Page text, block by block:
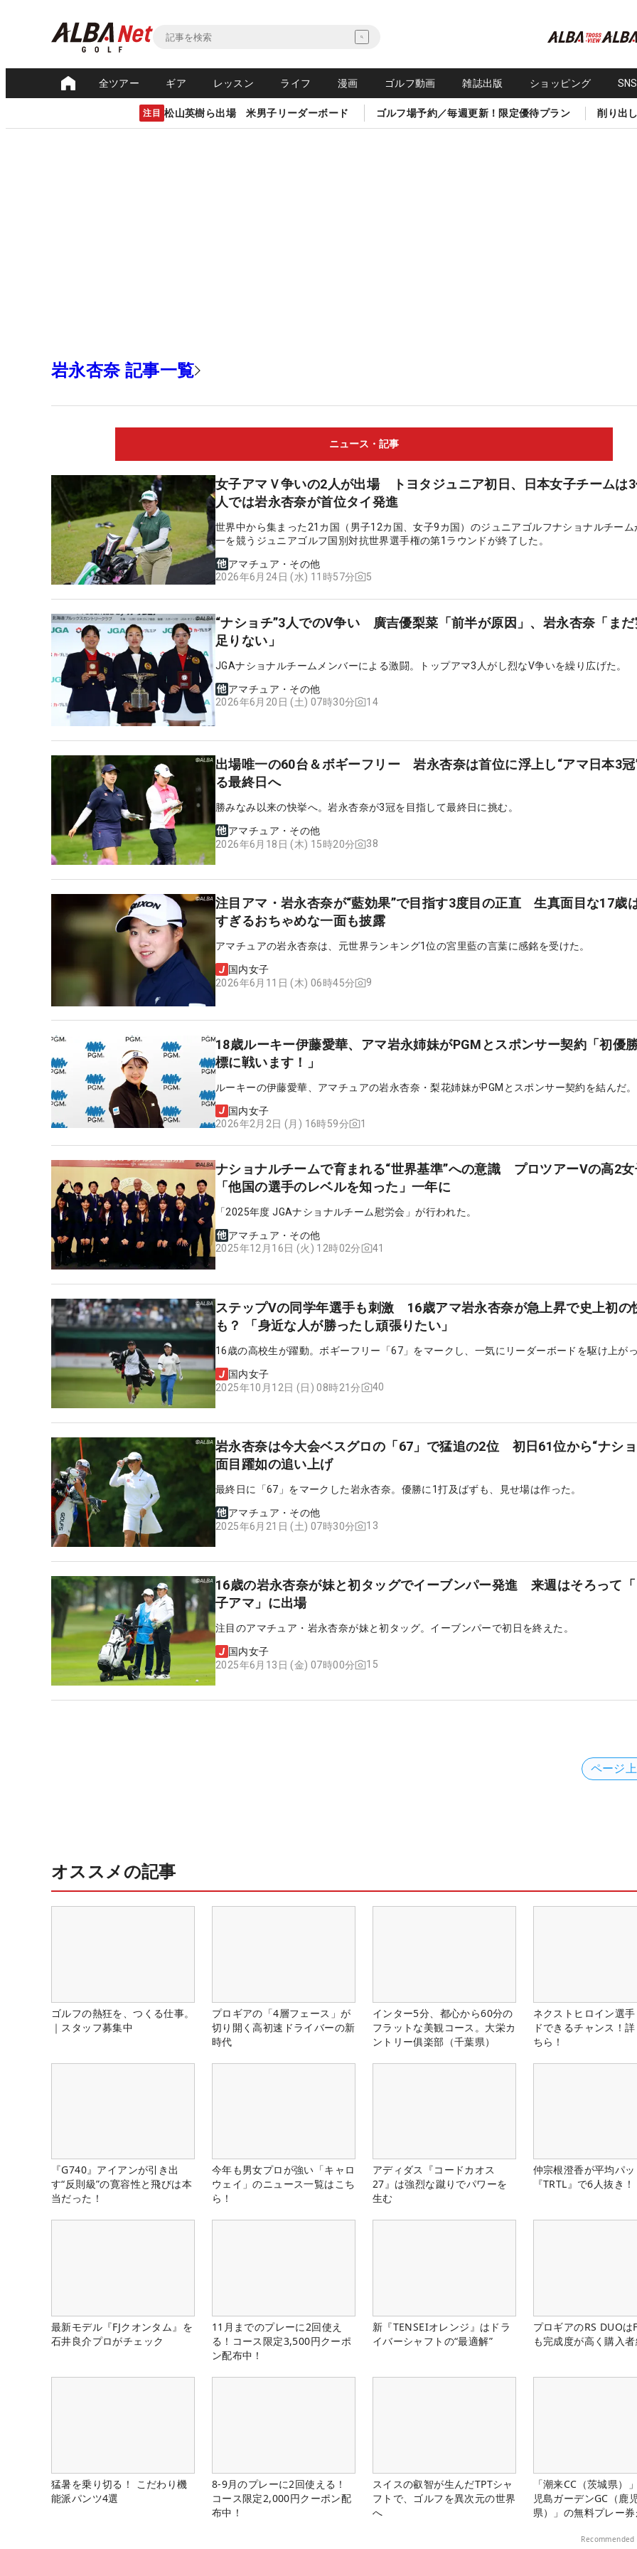
全ツアー ギア レッスン ライフ 漫画 ゴルフ動画 雑誌出版 ショッピング
注目 松山英樹ら出場 米男子リーダーボード ゴルフ場予約／毎週更新！限定優待プラン 削り出
岩永杏奈 記事一覧
ニュース・記事
女子アマＶ争いの2人が出場 トヨタジュニア初日、日本女子チーム
人では岩永杏奈が首位タイ発進
世界中から集まった21カ国（男子12カ国、女子9カ国）のジュニアゴルフナショナルチーム
一を競うジュニアゴルフ国別対抗世界選手権の第1ラウンドが終了した。
アマチュア・その他
2026年6月24日 (水) 11時57分
5
“ナショチ”3人でのV争い 廣吉優梨菜「前半が原因」、岩永杏奈「ま
足りない」
JGAナショナルチームメンバーによる激闘。トップアマ3人がし烈なV争いを繰り広げた。
アマチュア・その他
2026年6月20日 (土) 07時30分
14
出場唯一の60台＆ボギーフリー 岩永杏奈は首位に浮上し“アマ日本3冠
る最終日へ
勝みなみ以来の快挙へ。岩永杏奈が3冠を目指して最終日に挑む。
アマチュア・その他
2026年6月18日 (木) 15時20分
38
注目アマ・岩永杏奈が“藍効果”で目指す3度目の正直 生真面目な17歳
すぎるおちゃめな一面も披露
アマチュアの岩永杏奈は、元世界ランキング1位の宮里藍の言葉に感銘を受けた。
国内女子
2026年6月11日 (木) 06時45分
9
18歳ルーキー伊藤愛華、アマ岩永姉妹がPGMとスポンサー契約「初優
標に戦います！」
ルーキーの伊藤愛華、アマチュアの岩永杏奈・梨花姉妹がPGMとスポンサー契約を結んだ。
国内女子
2026年2月2日 (月) 16時59分
1
ナショナルチームで育まれる“世界基準”への意識 プロツアーVの高2
「他国の選手のレベルを知った」一年に
「2025年度 JGAナショナルチーム慰労会」が行われた。
アマチュア・その他
2025年12月16日 (火) 12時02分
41
ステップVの同学年選手も刺激 16歳アマ岩永杏奈が急上昇で史上初の
も？ 「身近な人が勝ったし頑張りたい」
16歳の高校生が躍動。ボギーフリー「67」をマークし、一気にリーダーボードを駆け上が
国内女子
2025年10月12日 (日) 08時21分
40
岩永杏奈は今大会ベスグロの「67」で猛追の2位 初日61位から“ナシ
面目躍如の追い上げ
最終日に「67」をマークした岩永杏奈。優勝に1打及ばずも、見せ場は作った。
アマチュア・その他
2025年6月21日 (土) 07時30分
13
16歳の岩永杏奈が妹と初タッグでイーブンパー発進 来週はそろって
子アマ」に出場
注目のアマチュア・岩永杏奈が妹と初タッグ。イーブンパーで初日を終えた。
国内女子
2025年6月13日 (金) 07時00分
15
ページ
オススメの記事
ゴルフの熱狂を、つくる仕事。
｜スタッフ募集中
プロギアの「4層フェース」が
切り開く高初速ドライバーの新
時代
インター5分、都心から60分の
フラットな美観コース。大栄カ
ントリー俱楽部（千葉県）
ネクストヒロイン選
ドできるチャンス！
ちら！
『G740』アイアンが引き出
す“反則級”の寛容性と飛びは本
当だった！
今年も男女プロが強い「キャロ
ウェイ」のニュース一覧はこち
ら！
アディダス『コードカオス
27』は強烈な蹴りでパワーを
生む
仲宗根澄香が平均パ
『TRTL』で6人抜き！
最新モデル『FJクオンタム』を
石井良介プロがチェック
11月までのプレーに2回使え
る！コース限定3,500円クーポ
ン配布中！
新『TENSEIオレンジ』はドラ
イバーシャフトの“最適解”
プロギアのRS DUOは
も完成度が高く購入
猛暑を乗り切る！ こだわり機
能派パンツ4選
8-9月のプレーに2回使える！
コース限定2,000円クーポン配
布中！
スイスの叡智が生んだTPTシャ
フトで、ゴルフを異次元の世界
へ
「潮来CC（茨城県）
児島ガーデンGC（鹿
県）」の無料プレー
Recommended